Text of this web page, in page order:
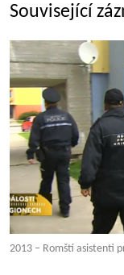
Související
2013 – Romští asistenti